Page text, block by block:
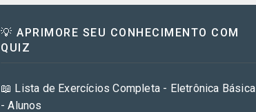
💡 APRIMORE SEU CONHECIMENTO COM
QUIZ
📖 Lista de Exercícios Completa - Eletrônica Básica
- Alunos